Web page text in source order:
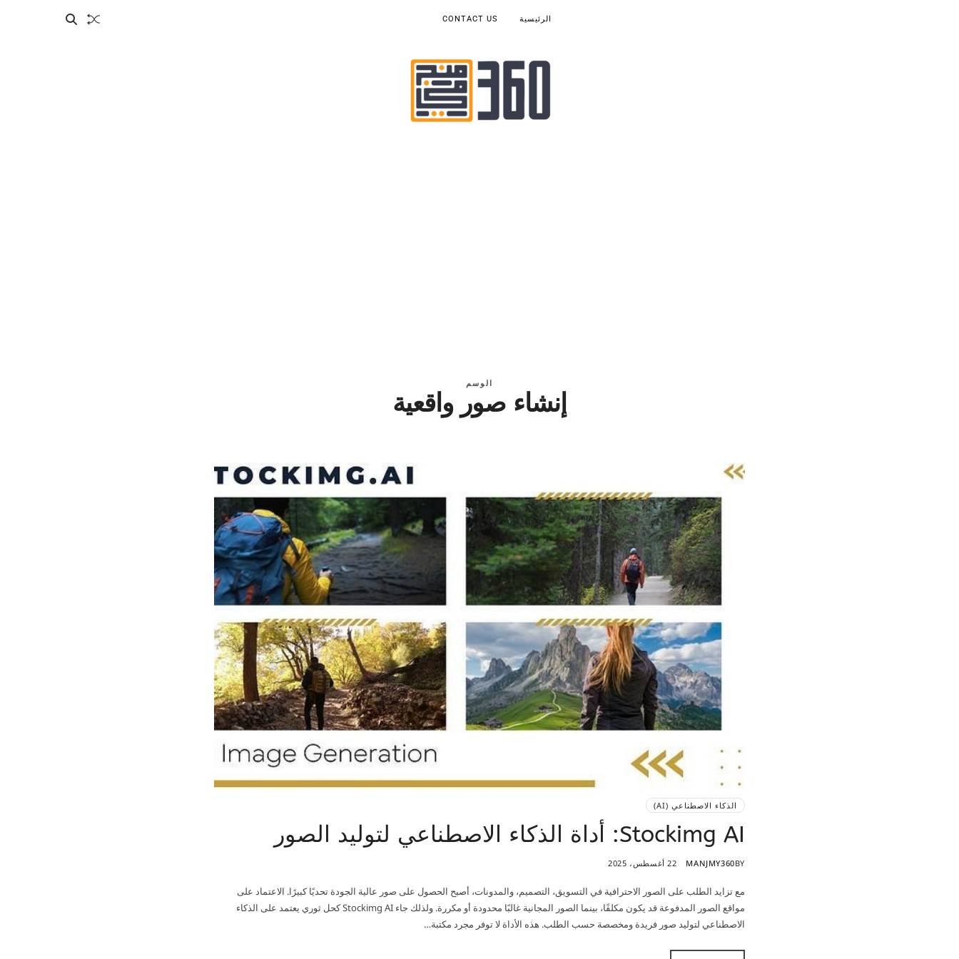
الرئيسية CONTACT US
الوسم
إنشاء صور واقعية
الذكاء الاصطناعي (AI)
Stockimg AI: أداة الذكاء الاصطناعي لتوليد الصور
BY
MANJMY360 22 أغسطس، 2025
مع تزايد الطلب على الصور الاحترافية في التسويق، التصميم، والمدونات، أصبح الحصول على صور عالية الجودة تحديًا كبيرًا. الاعتماد على
مواقع الصور المدفوعة قد يكون مكلفًا، بينما الصور المجانية غالبًا محدودة أو مكررة. ولذلك جاء Stockimg AI كحل ثوري يعتمد على الذكاء
الاصطناعي لتوليد صور فريدة ومخصصة حسب الطلب. هذه الأداة لا توفر مجرد مكتبة…